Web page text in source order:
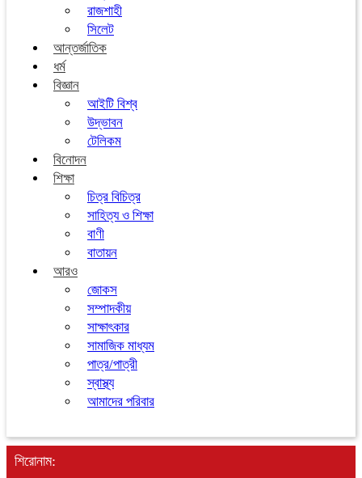
রাজশাহী
সিলেট
আন্তর্জাতিক
ধর্ম
বিজ্ঞান
আইটি বিশ্ব
উদ্ভাবন
টেলিকম
বিনোদন
শিক্ষা
চিত্র বিচিত্র
সাহিত্য ও শিক্ষা
বাণী
বাতায়ন
আরও
জোকস
সম্পাদকীয়
সাক্ষাৎকার
সামাজিক মাধ্যম
পাত্র/পাত্রী
স্বাস্থ্য
আমাদের পরিবার
শিরোনাম: